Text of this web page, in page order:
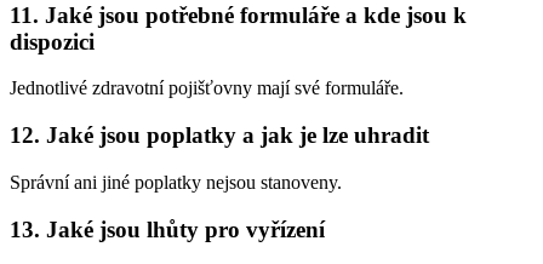
11. Jaké jsou potřebné formuláře a kde jsou k
dispozici
Jednotlivé zdravotní pojišťovny mají své formuláře.
12. Jaké jsou poplatky a jak je lze uhradit
Správní ani jiné poplatky nejsou stanoveny.
13. Jaké jsou lhůty pro vyřízení